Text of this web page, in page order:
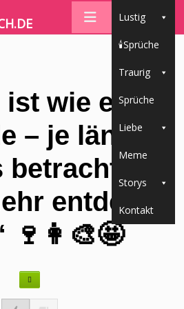
Lustig
🕯Sprüche
Traurig
Sprüche
Liebe
Meme
Storys
Kontakt
ist wie ein
– je länger
betrachtet,
entdeckt
🍷👩‍🎨🤩